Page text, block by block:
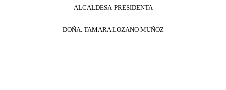
ALCALDESA-PRESIDENTA
DOÑA. TAMARA LOZANO MUÑOZ